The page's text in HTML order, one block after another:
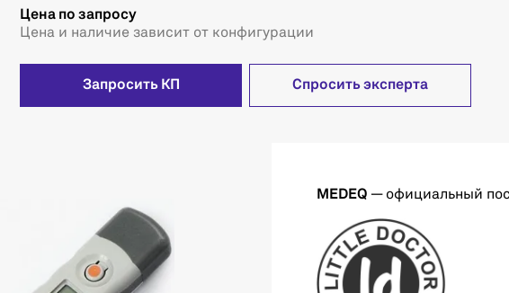
Цена по запросу
Цена и наличие зависит от конфигурации
Запросить КП Спросить эксперта
MEDEQ — официальный